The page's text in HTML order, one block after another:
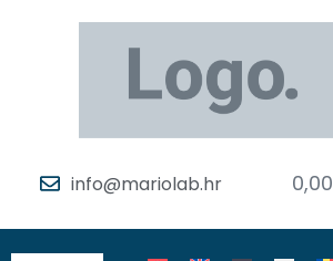
info@mariolab.hr 0,00